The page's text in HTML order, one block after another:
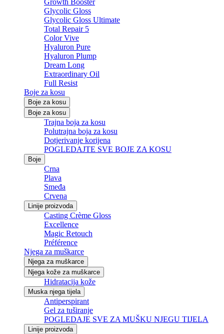
Growth Booster
Glycolic Gloss
Glycolic Gloss Ultimate
Total Repair 5
Color Vive
Hyaluron Pure
Hyaluron Plump
Dream Long
Extraordinary Oil
Full Resist
Boje za kosu
Boje za kosu
Boje za kosu
Trajna boja za kosu
Polutrajna boja za kosu
Dotjerivanje korijena
POGLEDAJTE SVE BOJE ZA KOSU
Boje
Crna
Plava
Smeđa
Crvena
Linije proizvoda
Casting Crème Gloss
Excellence
Magic Retouch
Préférence
Njega za muškarce
Njega za muškarce
Njega kože za muškarce
Hidratacija kože
Muska njega tijela
Antiperspirant
Gel za tuširanje
POGLEDAJE SVE ZA MUŠKU NJEGU TIJELA
Linije proizvoda